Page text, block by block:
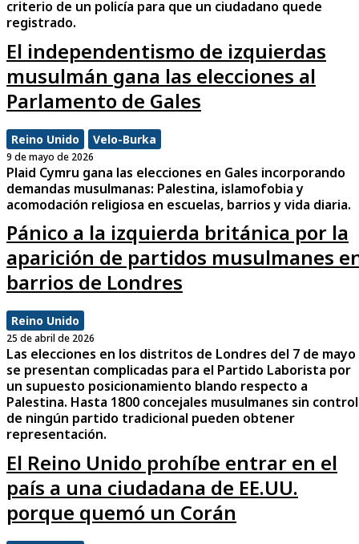
criterio de un policía para que un ciudadano quede
registrado.
El independentismo de izquierdas
musulmán gana las elecciones al
Parlamento de Gales
Reino Unido Velo-Burka
9 de mayo de 2026
Plaid Cymru gana las elecciones en Gales incorporando
demandas musulmanas: Palestina, islamofobia y
acomodación religiosa en escuelas, barrios y vida diaria.
Pánico a la izquierda británica por la
aparición de partidos musulmanes
barrios de Londres
Reino Unido
25 de abril de 2026
Las elecciones en los distritos de Londres del 7 de mayo
se presentan complicadas para el Partido Laborista por
un supuesto posicionamiento blando respecto a
Palestina. Hasta 1800 concejales musulmanes sin control
de ningún partido tradicional pueden obtener
representación.
El Reino Unido prohíbe entrar en el
país a una ciudadana de EE.UU.
porque quemó un Corán